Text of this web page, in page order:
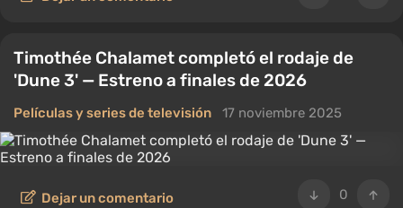
Timothée Chalamet completó el rodaje de
'Dune 3' — Estreno a finales de 2026
Películas y series de televisión 17 noviembre 2025
0
Dejar un comentario